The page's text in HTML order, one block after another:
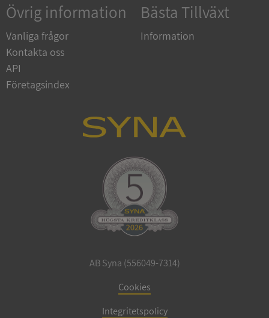
Övrig information
Vanliga frågor
Kontakta oss
API
Företagsindex
Bästa Tillväxt
Information
AB Syna (556049-7314)
Cookies
Integritetspolicy
CookieScriptConsent
CookieScript
.syna.se
_GRECAPTCHA
en.syna.se
en.syna.se